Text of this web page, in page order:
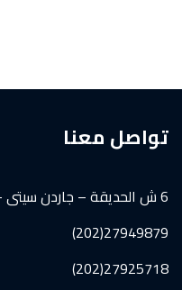
تواصل معنا
6 ش الحديقة – جاردن سيتى – القاهرة
27949879(202)
27925718(202)